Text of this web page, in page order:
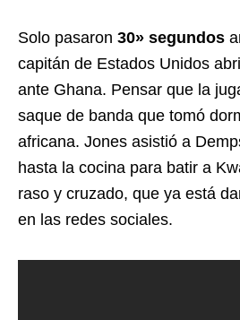
Solo pasaron 30» segundos
capitán de Estados Unidos
ante Ghana. Pensar que la
saque de banda que tomó
africana. Jones asistió a
hasta la cocina para batir a
raso y cruzado, que ya está
en las redes sociales.